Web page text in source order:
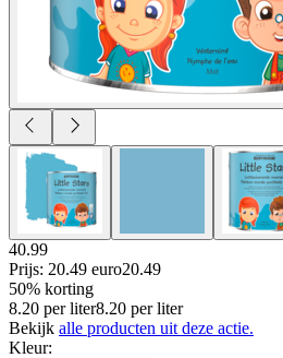
40.99
Prijs: 20.49 euro20.49
50% korting
8.20 per liter8.20 per liter
Bekijk alle producten uit deze actie.
Kleur: